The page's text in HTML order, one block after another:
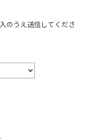
のうえ送信してくださ